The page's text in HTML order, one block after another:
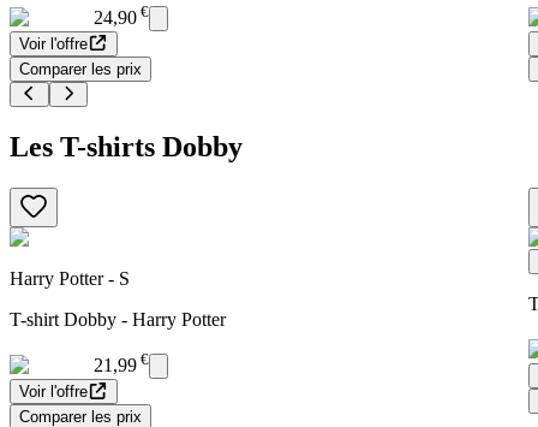
24,90 €
Voir l'offre
Comparer les prix
Les T-shirts Dobby
Harry Potter - S
T-shirt Dobby - Harry Potter
21,99 €
Voir l'offre
Comparer les prix